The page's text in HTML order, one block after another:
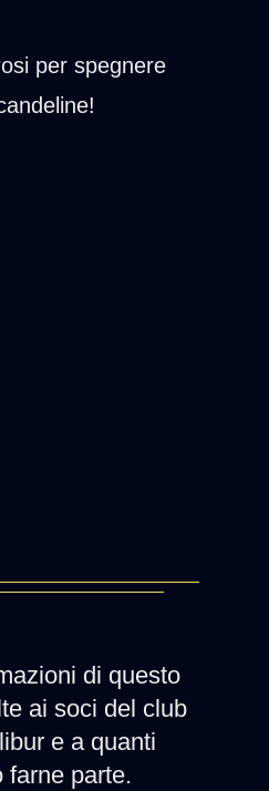
per spegnere
di questo
ai soci del club
e a quanti
farne parte.